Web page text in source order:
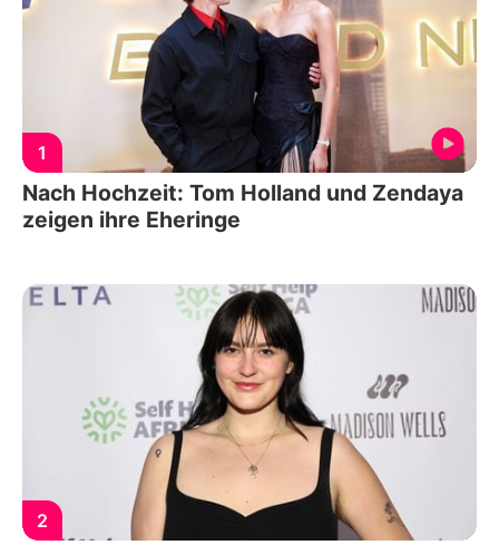
1
Nach Hochzeit: Tom Holland und Zendaya
zeigen ihre Eheringe
2